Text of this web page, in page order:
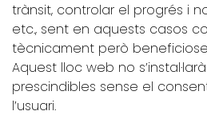
trànsit, controlar el progrés i
etc., sent en aquests casos
tècnicament però
Aquest lloc web no
prescindibles sense el
l’usuari.